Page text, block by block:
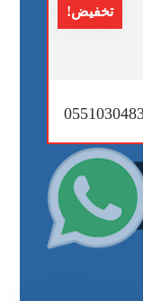
تخفيض!